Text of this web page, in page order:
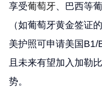
享受葡萄牙、巴西等
（如葡萄牙黄金签证
美护照可申请美国B1/
且未来有望加入加勒比
势。